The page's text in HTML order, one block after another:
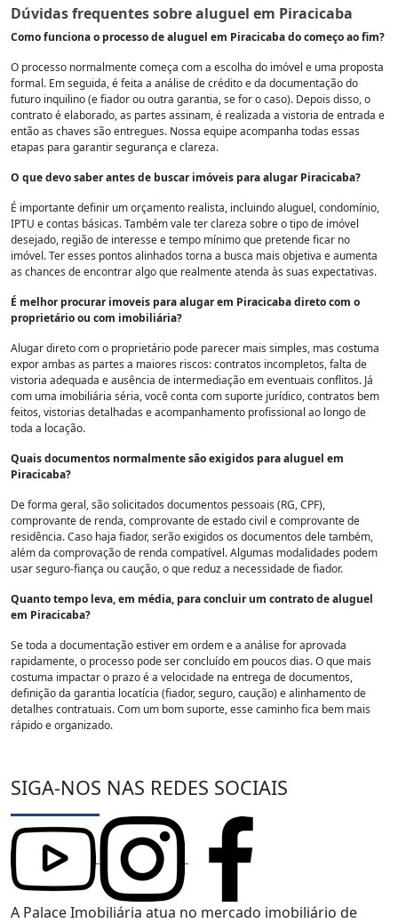
Dúvidas frequentes sobre aluguel em Piracicaba
Como funciona o processo de aluguel em Piracicaba do começo ao fim?
O processo normalmente começa com a escolha do imóvel e uma proposta
formal. Em seguida, é feita a análise de crédito e da documentação do
futuro inquilino (e fiador ou outra garantia, se for o caso). Depois disso, o
contrato é elaborado, as partes assinam, é realizada a vistoria de entrada e
então as chaves são entregues. Nossa equipe acompanha todas essas
etapas para garantir segurança e clareza.
O que devo saber antes de buscar imóveis para alugar Piracicaba?
É importante definir um orçamento realista, incluindo aluguel, condomínio,
IPTU e contas básicas. Também vale ter clareza sobre o tipo de imóvel
desejado, região de interesse e tempo mínimo que pretende ficar no
imóvel. Ter esses pontos alinhados torna a busca mais objetiva e aumenta
as chances de encontrar algo que realmente atenda às suas expectativas.
É melhor procurar imoveis para alugar em Piracicaba direto com o
proprietário ou com imobiliária?
Alugar direto com o proprietário pode parecer mais simples, mas costuma
expor ambas as partes a maiores riscos: contratos incompletos, falta de
vistoria adequada e ausência de intermediação em eventuais conflitos. Já
com uma imobiliária séria, você conta com suporte jurídico, contratos bem
feitos, vistorias detalhadas e acompanhamento profissional ao longo de
toda a locação.
Quais documentos normalmente são exigidos para aluguel em
Piracicaba?
De forma geral, são solicitados documentos pessoais (RG, CPF),
comprovante de renda, comprovante de estado civil e comprovante de
residência. Caso haja fiador, serão exigidos os documentos dele também,
além da comprovação de renda compatível. Algumas modalidades podem
usar seguro-fiança ou caução, o que reduz a necessidade de fiador.
Quanto tempo leva, em média, para concluir um contrato de aluguel
em Piracicaba?
Se toda a documentação estiver em ordem e a análise for aprovada
rapidamente, o processo pode ser concluído em poucos dias. O que mais
costuma impactar o prazo é a velocidade na entrega de documentos,
definição da garantia locatícia (fiador, seguro, caução) e alinhamento de
detalhes contratuais. Com um bom suporte, esse caminho fica bem mais
rápido e organizado.
SIGA-NOS NAS REDES SOCIAIS
A Palace Imobiliária atua no mercado imobiliário de